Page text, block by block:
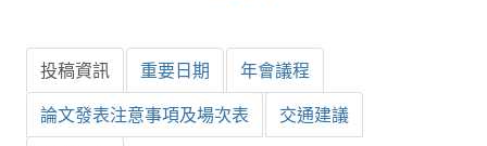
本會榮獲內政部104年全國性社會暨職業團體工作品鑑「甲等獎」
本會朱前理事長榮獲2012年第30屆國家傑出總經理獎
投稿資訊 重要日期 年會議程
論文發表注意事項及場次表 交通建議